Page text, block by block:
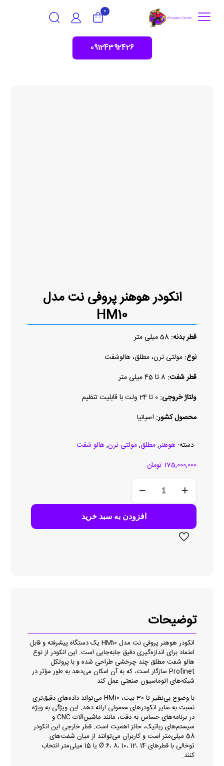
0
09124392426
انکودر هوهنر پروفی نت مدل
HM10
قطر بدنه:
نوع: مولتی ترن، مطلق، هالوشفت
قطر شفت:
ولتاژ خروجی: 0 تا 24 ولت با قابلیت تنظیم
محصول کشور: اسپانیا
دسته:هوهنر,مطلق,مولتی ترن,هالو شفت
175,000,000 تومان
انکودر
هوهنر
پروفی
نت
HM10
عدد
افزودن به سبد خرید
توضیحات
انکودر هوهنر پروفی نت مدل HM10 یک دستگاه پیشرفته و قابل
اعتماد برای اندازه‌گیری دقیق جابه‌جایی است. این انکودر از نوع
هالو شفت مطلق چند چرخشی طراحی شده و با پروتکل
Profinet سازگار است، که به آن امکان می‌دهد به طور مؤثر در
شبکه‌های اتوماسیون صنعتی عمل کند.
با وضوح بی‌نظیر تا 30 بیت، HM10 می‌تواند داده‌های دقیق‌تری
نسبت به سایر انکودرهای معمولی ارائه دهد. این ویژگی به ویژه
در برنامه‌های حساس به دقت، مانند ماشین‌آلات CNC و
سیستم‌های رباتیک، حائز اهمیت است. قطر خارجی این انکودر
58 میلی‌متر است و کاربران می‌توانند از میان شفت‌های
توخالی با قطرهای Ø 6، 8، 10، 12، 14 یا 15 میلی‌متر انتخاب
کنند.